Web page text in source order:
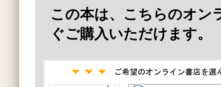
この本は、こちらのオン
ぐご購入いただけます。